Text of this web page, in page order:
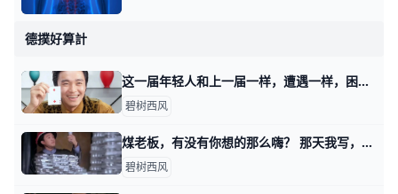
德撲好算計
这一届年轻人和上一届一样，遭遇一样，困惑也一样 那天我写这年头，该怎么赚钱时，有读者留言问我说： 怎么看这一届年轻人普遍抱怨机会变少，或者说，更多人身处耗材型工作当中这个事实？ 开门见山的回答
碧树西风
煤老板，有没有你想的那么嗨？ 那天我写，这年头该怎么赚钱时，有个读者留言说，他好想听听煤老板的故事。 在他的理解当中，煤老板是个很爽的群体，就是导演们感慨的，昔日的黄金时代
碧树西风